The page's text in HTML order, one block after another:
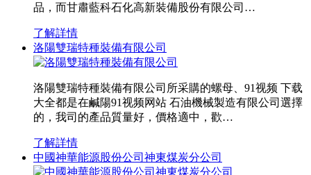
品，而甘肅藍科石化高新裝備股份有限公司…
了解詳情
洛陽雙瑞特種裝備有限公司
洛陽雙瑞特種裝備有限公司所采購的螺母、91视频 下载
大全都是在鹹陽91视频网站 石油機械製造有限公司選擇
的，我司的產品質量好，價格適中，歡…
了解詳情
中國神華能源股份公司神東煤炭分公司